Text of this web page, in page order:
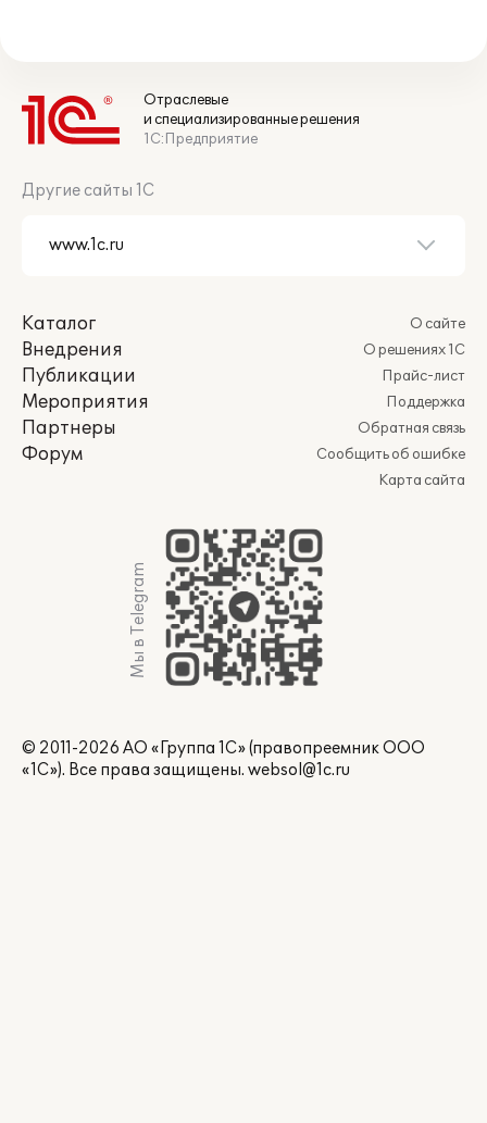
Отраслевые
и специализированные решения
1С:Предприятие
Другие сайты 1С
Каталог
Внедрения
Публикации
Мероприятия
Партнеры
Форум
О сайте
О решениях 1С
Прайс-лист
Поддержка
Обратная связь
Сообщить об ошибке
Карта сайта
Мы в Telegram
© 2011-2026 АО «Группа 1С» (правопреемник ООО
«1С»). Все права защищены. websol@1c.ru